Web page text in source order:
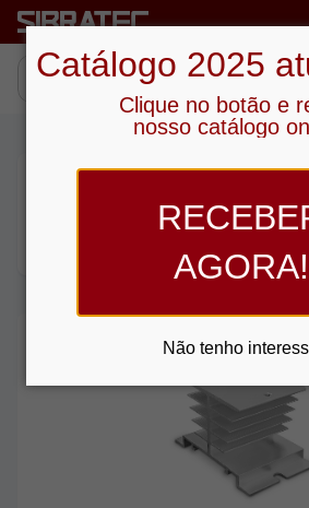
Catálogo 2025
Clique no botão e
nosso catálogo
AGORA!
Não tenho